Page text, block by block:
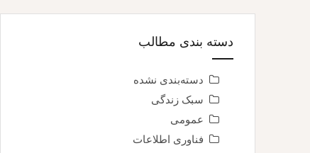
دسته بندی مطالب
دسته‌بندی نشده
سبک زندگی
عمومی
فناوری اطلاعات